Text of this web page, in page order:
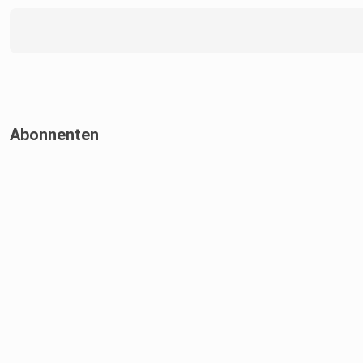
Abonnenten